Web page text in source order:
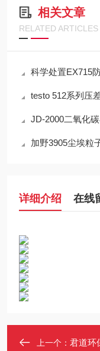
相关文章
RELATED ARTICLES
科学处置EX715防爆
testo 512系列压
JD-2000二氧化
加野3905尘埃粒
详细介绍 在线
上一个： 君道环保